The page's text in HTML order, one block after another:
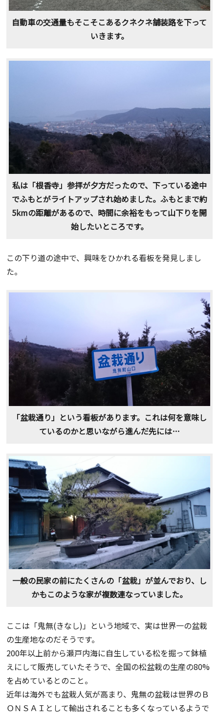
自動車の交通量もそこそこあるクネクネ舗装路を下って
いきます。
私は「根香寺」参拝が夕方だったので、下っている途中
でふもとがライトアップされ始めました。ふもとまで約
5kmの距離があるので、時間に余裕をもって山下りを開
始したいところです。
この下り道の途中で、興味をひかれる看板を発見しまし
た。
「盆栽通り」という看板があります。これは何を意味し
ているのかと思いながら進んだ先には…
一般の民家の前にたくさんの「盆栽」が並んでおり、し
かもこのような家が複数連なっていました。
ここは「鬼無(きなし)」という地域で、実は世界一の盆栽
の生産地なのだそうです。
200年以上前から瀬戸内海に自生している松を掘って鉢植
えにして販売していたそうで、全国の松盆栽の生産の80%
を占めているとのこと。
近年は海外でも盆栽人気が高まり、鬼無の盆栽は世界のＢ
ＯＮＳＡＩとして輸出されることも多くなっているようで